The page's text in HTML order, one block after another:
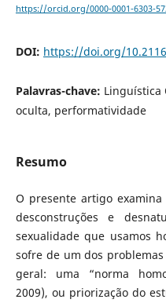
https://orcid.org/0000-0001-6303-
DOI: https://doi.org/
Palavras-chave: Linguística
oculta, performatividade
Resumo
O presente artigo
desconstruções e
sexualidade que usamos
sofre de um dos
geral: uma “norma
2009), ou priorização do